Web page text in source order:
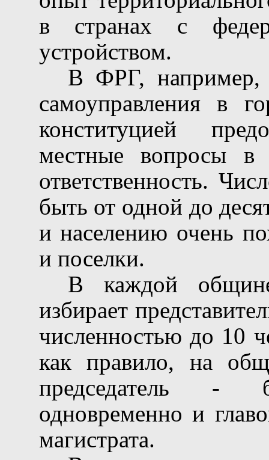
в странах с
устройством.
В ФРГ, например,
самоуправления в
конституцией
местные вопросы в
ответственность.
быть от одной до
и населению очень
и поселки.
В каждой
избирает
численностью до 10
как правило, на
председатель -
одновременно и
магистрата.